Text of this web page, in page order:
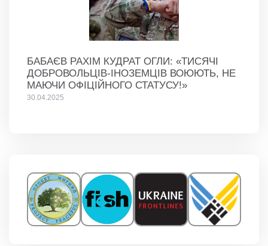
БАБАЄВ РАХІМ КУДРАТ ОГЛИ: «ТИСЯЧІ
ДОБРОВОЛЬЦІВ-ІНОЗЕМЦІВ ВОЮЮТЬ, НЕ
МАЮЧИ ОФІЦІЙНОГО СТАТУСУ!»
30.04.2025